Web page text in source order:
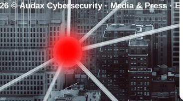
© Audax Cybersecurity· Media & Press·